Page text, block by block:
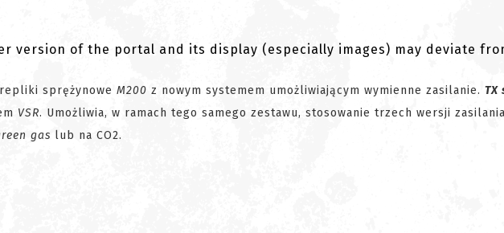
version of the portal and its display (especially images) may deviate
sprężynowe M200 z nowym systemem umożliwiającym wymienne zasilanie. TX
VSR. Umożliwia, w ramach tego samego zestawu, stosowanie trzech wersji
gas lub na CO2.